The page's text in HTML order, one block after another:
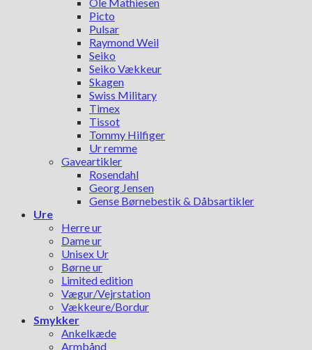
Picto
Pulsar
Raymond Weil
Seiko
Seiko Vækkeur
Skagen
Swiss Military
Timex
Tissot
Tommy Hilfiger
Ur remme
Gaveartikler
Rosendahl
Georg Jensen
Gense Børnebestik & Dåbsartikler
Ure
Herre ur
Dame ur
Unisex Ur
Børne ur
Limited edition
Vægur/Vejrstation
Vækkeure/Bordur
Smykker
Ankelkæde
Armbånd